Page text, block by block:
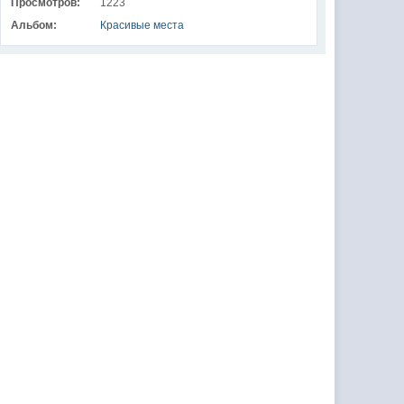
Просмотров:
1223
Альбом:
Красивые места